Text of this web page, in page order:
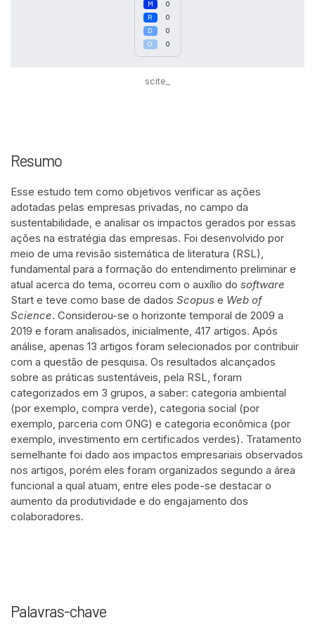
0
0
0
0
scite_
Resumo
Esse estudo tem como objetivos verificar as ações
adotadas pelas empresas privadas, no campo da
sustentabilidade, e analisar os impactos gerados por essas
ações na estratégia das empresas. Foi desenvolvido por
meio de uma revisão sistemática de literatura (RSL),
fundamental para a formação do entendimento preliminar e
atual acerca do tema, ocorreu com o auxílio do software
Start e teve como base de dados Scopus e Web of
Science. Considerou-se o horizonte temporal de 2009 a
2019 e foram analisados, inicialmente, 417 artigos. Após
análise, apenas 13 artigos foram selecionados por contribuir
com a questão de pesquisa. Os resultados alcançados
sobre as práticas sustentáveis, pela RSL, foram
categorizados em 3 grupos, a saber: categoria ambiental
(por exemplo, compra verde), categoria social (por
exemplo, parceria com ONG) e categoria econômica (por
exemplo, investimento em certificados verdes). Tratamento
semelhante foi dado aos impactos empresariais observados
nos artigos, porém eles foram organizados segundo a área
funcional a qual atuam, entre eles pode-se destacar o
aumento da produtividade e do engajamento dos
colaboradores.
Palavras-chave